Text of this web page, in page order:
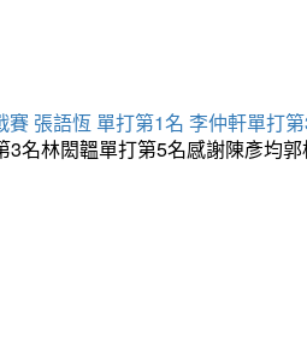
張語恆 單打第1名 李仲軒單打
名林閎韞單打第5名感謝陳彥均